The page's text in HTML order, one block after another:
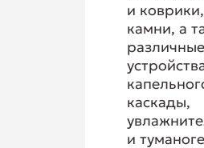
и
камни, а
каскады,
и